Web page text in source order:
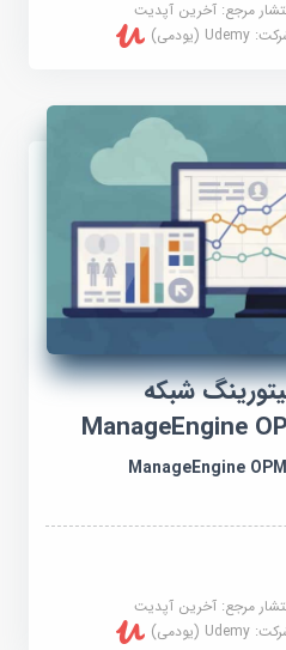
مرجع:آخرین آپدیت
Udemy (یودمی)
شبکه
ManageEngine
ManageEngine
مرجع:آخرین آپدیت
Udemy (یودمی)